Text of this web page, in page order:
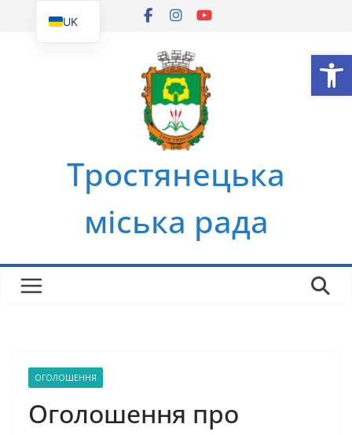
Тростянецька
міська рада
ОГОЛОШЕННЯ
Оголошення про
UK